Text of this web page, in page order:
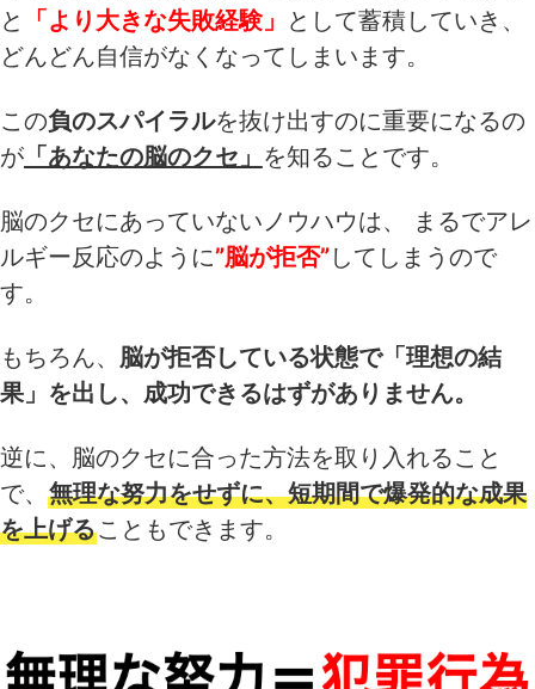
と
「より大きな失敗経験」 として蓄積していき、
どんどん自信がなくなってしまいます。
この負のスパイラルを抜け出すのに重要になるの
が「あなたの脳のクセ」 を知ることです。
脳のクセにあっていないノウハウは、 まるでアレ
ルギー反応のように”脳が拒否”してしまうので
す。
もちろん、 脳が拒否している状態で「理想の結
果」を出し、成功できるはずがありません。
逆に、脳のクセに合った方法を取り入れること
で、 無理な努力をせずに、短期間で爆発的な成果
を上げることもできます。